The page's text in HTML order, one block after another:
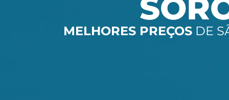
MELHORES PREÇOS DE